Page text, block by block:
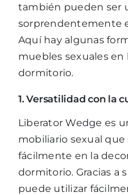
también pueden ser
sorprendentemente
Aquí hay algunas
muebles sexuales en
dormitorio.
1. Versatilidad con la
LiberatorWedge es
mobiliario sexual
fácilmente en la
dormitorio. Gracias a
puede utilizar